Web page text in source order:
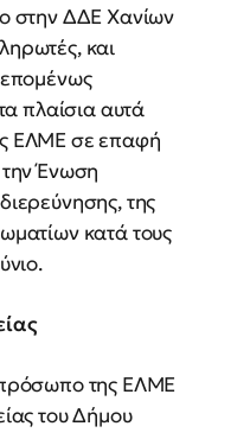
στην ΔΔΕ Χανίων
και
πλαίσια αυτά
ΕΛΜΕ σε επαφή
Ένωση
της
κατά τους
της ΕΛΜΕ
του Δήμου